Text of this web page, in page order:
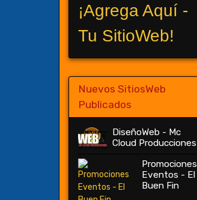
¡Agrega Aquí -
Tu SitioWeb!
Nuevos SitiosWeb
Publicados
DiseñoWeb - Mc
Cloud Producciones
Promociones
Eventos - El
Buen Fin